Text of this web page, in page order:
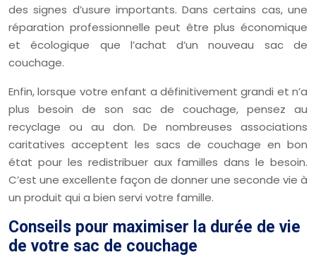
des signes d’usure importants. Dans certains cas, une
réparation professionnelle peut être plus économique
et écologique que l’achat d’un nouveau sac de
couchage.
Enfin, lorsque votre enfant a définitivement grandi et n’a
plus besoin de son sac de couchage, pensez au
recyclage ou au don. De nombreuses associations
caritatives acceptent les sacs de couchage en bon
état pour les redistribuer aux familles dans le besoin.
C’est une excellente façon de donner une seconde vie à
un produit qui a bien servi votre famille.
Conseils pour maximiser la durée de vie
de votre sac de couchage